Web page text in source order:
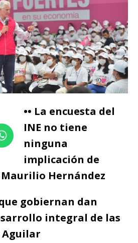
•• La encuesta del
INE no tiene
ninguna
implicación de
Hernández
gobiernan dan
integral de las